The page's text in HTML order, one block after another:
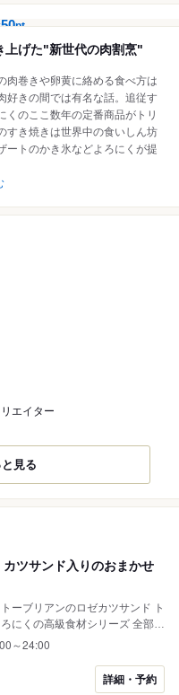
50pt
上げた"新世代の肉割烹"
肉巻きや卵黄に絡める食べ方は
好きの間では有名な話。追従す
くのここ数年の定番商品がトリ
すき焼きは世界中の食いしん坊
ートのかき氷などよろにくが提
エイター
見る
カツサンド入りのおまかせ
～24:00
詳細・予約